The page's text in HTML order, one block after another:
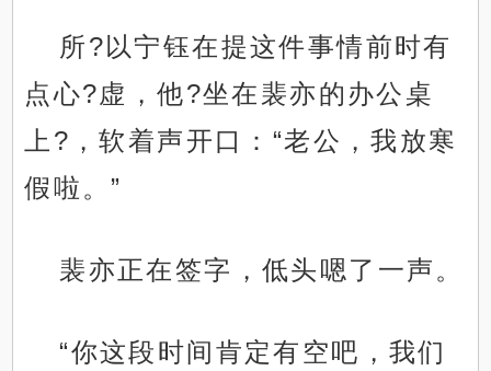
所?以宁钰在提这件事情前时有
点心?虚，他?坐在裴亦的办公桌
上?，软着声开口：“老公，我放寒
假啦。”
裴亦正在签字，低头嗯了一声。
“你这段时间肯定有空吧，我们